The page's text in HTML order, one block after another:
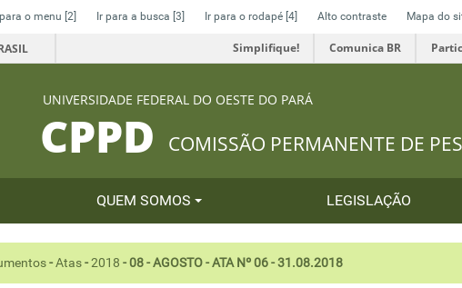
para o menu [2] Ir para a busca [3] Ir para o rodapé [4] Alto contraste Mapa do
Simplifique! Comunica BR
UNIVERSIDADE FEDERAL DO OESTE DO PARÁ
CPPD COMISSÃO PERMANENTE DE
QUEM SOMOS LEGISLAÇÃO
-Atas-2018 -08 - AGOSTO - ATA Nº 06 - 31.08.2018